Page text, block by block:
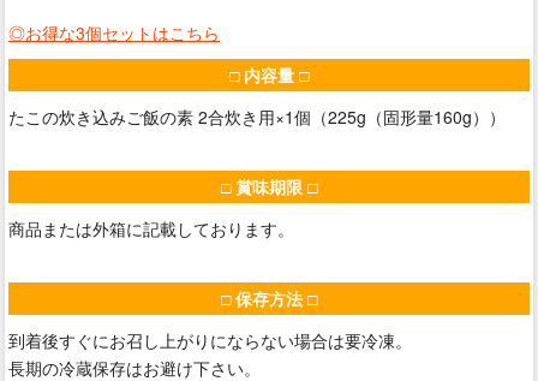
◎お得な3個セットはこちら
□ 内容量 □
たこの炊き込みご飯の素 2合炊き用×1個（225g（固形量160g））
□ 賞味期限 □
商品または外箱に記載しております。
□ 保存方法 □
到着後すぐにお召し上がりにならない場合は要冷凍。
長期の冷蔵保存はお避け下さい。